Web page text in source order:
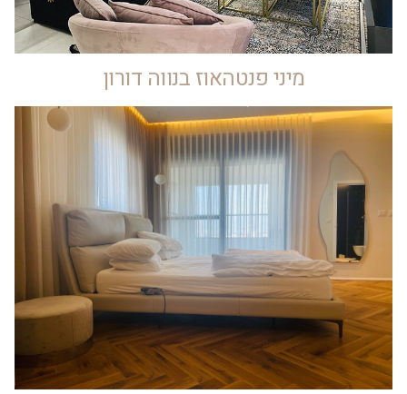
מיני פנטהאוז בנווה דורון